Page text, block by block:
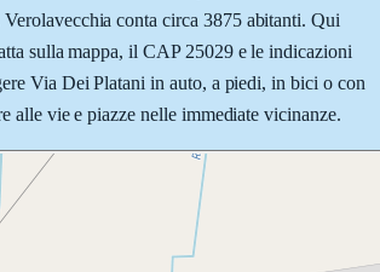
conta circa 3875 abitanti. Qui
sulla mappa, il CAP 25029 e le indicazioni
Via Dei Platani in auto, a piedi, in bici o con
alle vie e piazze nelle immediate vicinanze.